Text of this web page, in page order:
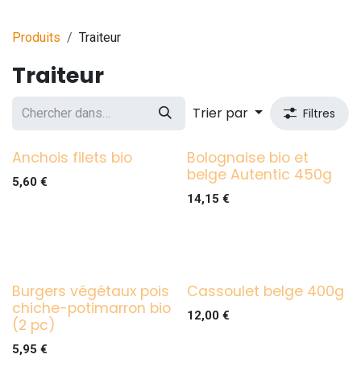
Produits Traiteur
Traiteur
Trier par Filtres
Anchois filets bio
5,60 €
Bolognaise bio et
belge Autentic 450g
14,15 €
Burgers végétaux pois
chiche-potimarron bio
(2 pc)
5,95 €
Cassoulet belge 400g
12,00€